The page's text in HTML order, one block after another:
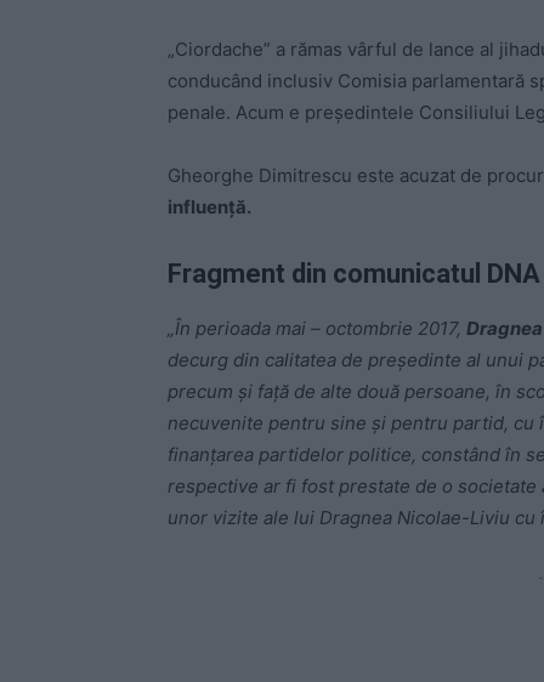
„Ciordache” a rămas vârful de lance al
conducând inclusiv Comisia parlamentară
penale. Acum e președintele Consiliului
Gheorghe Dimitrescu este acuzat de
influență.
Fragment din comunicatul
„În perioada mai – octombrie 2017,
decurg din calitatea de președinte al unui
precum și față de alte două persoane, în
necuvenite pentru sine și pentru partid,
finanțarea partidelor politice, constând în
respective ar fi fost prestate de o
unor vizite ale lui Dragnea Nicolae-Liviu cu